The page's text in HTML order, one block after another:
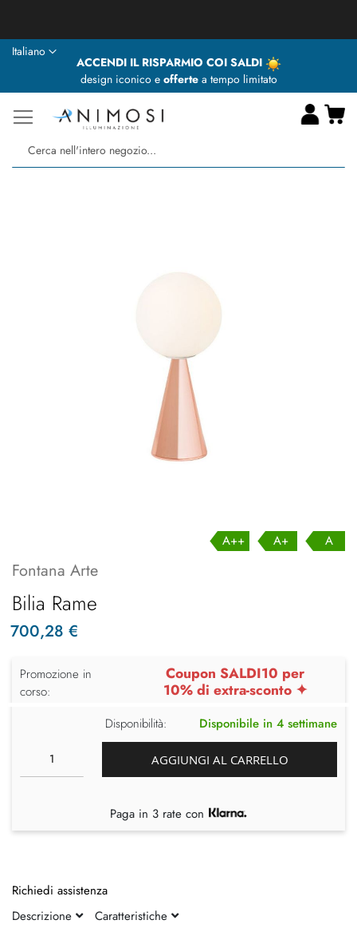
ACCENDI IL RISPARMIO COI SALDI
design iconico e offertea tempo limitato
Lingua
Italiano
A++ A+ A
Fontana Arte
Bilia Rame
700,28 €
Promozione in
corso:
Coupon SALDI10 per
10% di extra-sconto ✦
Disponibilità: Disponibile in 4 settimane
AGGIUNGI AL CARRELLO
Paga in 3 rate con
Richiedi assistenza
Descrizione
Caratteristiche